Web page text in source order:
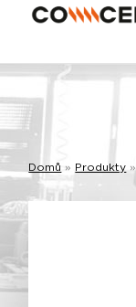
Domů » Produkty »